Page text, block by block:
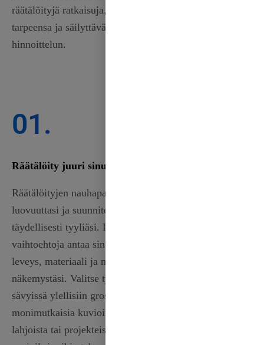
räätälöityjä ratkaisuja, jotka täyttävät heidän yksilölliset
tarpeensa ja säilyttävät samalla kilpailukykyisen
hinnoittelun.
01.
Räätälöity juuri sinua varten
Räätälöityjen nauhapalveluidemme avulla voit ilmaista
luovuuttasi ja suunnitella nauhoja, jotka heijastavat
täydellisesti tyyliäsi. Laaja valikoima muokattavia
vaihtoehtoja antaa sinulle mahdollisuuden valita väri,
leveys, materiaali ja muotoilu, joka vastaa parhaiten
näkemystäsi. Valitse tyylikkäistä satiininauhoista eri
sävyissä ylellisiin grosgrain-nauhoihin, joissa on
monimutkaisia kuvioita. Olipa kyse tapahtumista,
lahjoista tai projekteista, nauhamme voidaan räätälöidä